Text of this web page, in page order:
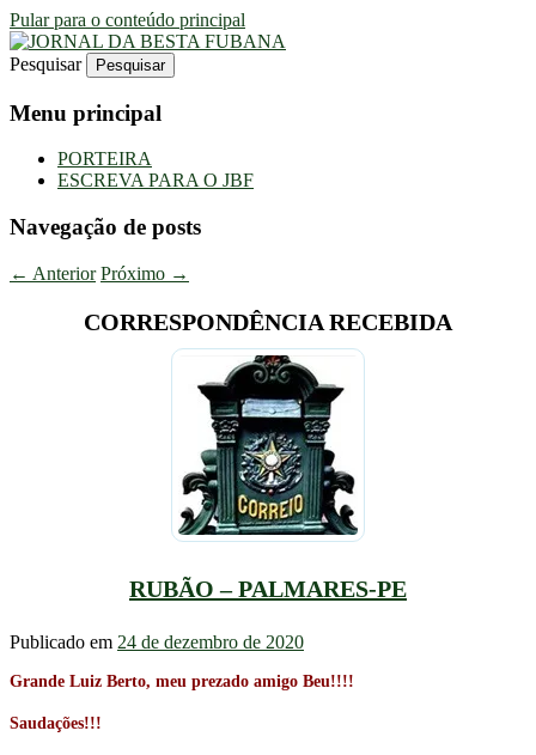
Pular para o conteúdo principal
JORNAL DA BESTA FUBANA
Uma Gazeta Escrota
Pesquisar
Menu principal
PORTEIRA
ESCREVA PARA O JBF
Navegação de posts
← Anterior Próximo →
CORRESPONDÊNCIA RECEBIDA
RUBÃO – PALMARES-PE
Publicado em 24 de dezembro de 2020
Grande Luiz Berto, meu prezado amigo Beu!!!!
Saudações!!!